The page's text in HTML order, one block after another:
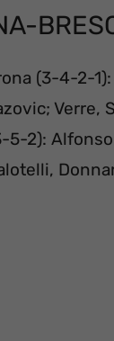
(3-4-2-
Verre,
5-2):